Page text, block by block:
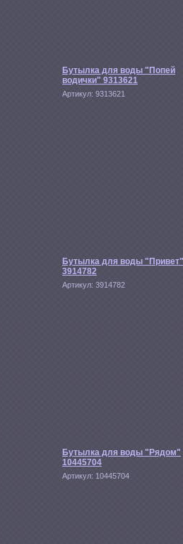
Бутылка для воды "Попей
водички" 9313621
Артикул: 9313621
Бутылка для воды "Привет"
3914782
Артикул: 3914782
Бутылка для воды "Рядом"
10445704
Артикул: 10445704